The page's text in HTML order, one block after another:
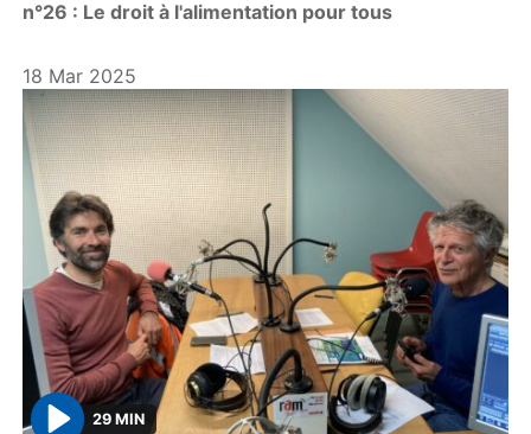
a
n°26 : Le droit à l'alimentation pour tous
18 Mar 2025
29 MIN